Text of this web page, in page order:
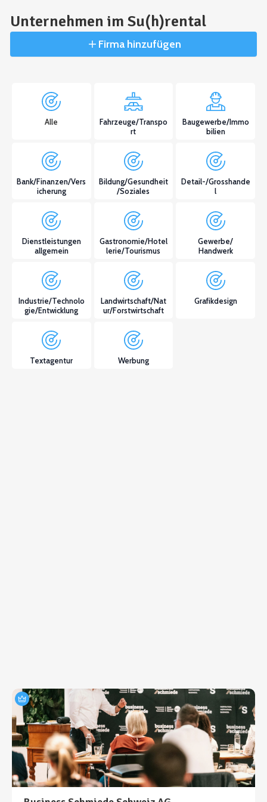
Unternehmen im Su(h)rental
Firma hinzufügen
Alle
Fahrzeuge/Transpo
rt
Baugewerbe/Immo
bilien
Bank/Finanzen/Vers
icherung
Bildung/Gesundheit
/Soziales
Detail-/Grosshande
l
Dienstleistungen
allgemein
Gastronomie/Hotel
lerie/Tourismus
Gewerbe/
Handwerk
Industrie/Technolo
gie/Entwicklung
Landwirtschaft/Nat
ur/Forstwirtschaft
Grafikdesign
Textagentur Werbung